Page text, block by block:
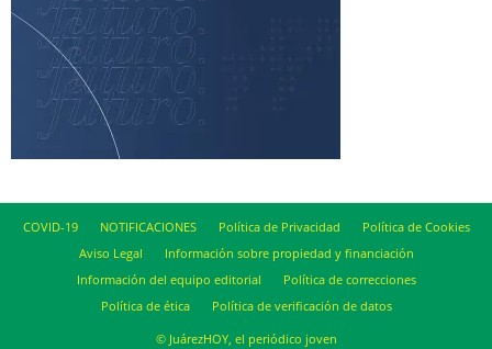
COVID-19 NOTIFICACIONES Política de Privacidad
Política de Cookies
Aviso Legal
Información sobre propiedad y financiación
Información del equipo editorial
Política de correcciones
Política de ética
Política de verificación de datos
© JuárezHOY, el periódico joven